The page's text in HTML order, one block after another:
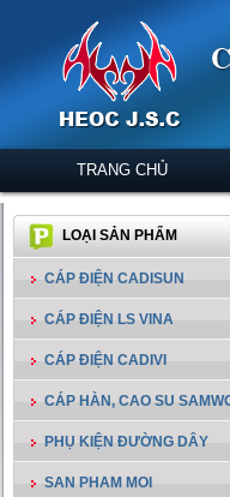
TRANG CHỦ
LOẠI SẢN PHẨM
CÁP ĐIỆN CADISUN
CÁP ĐIỆN LS VINA
CÁP ĐIỆN CADIVI
CÁP HÀN, CAO SU
PHỤ KIỆN ĐƯỜNG DÂY
SAN PHAM MOI